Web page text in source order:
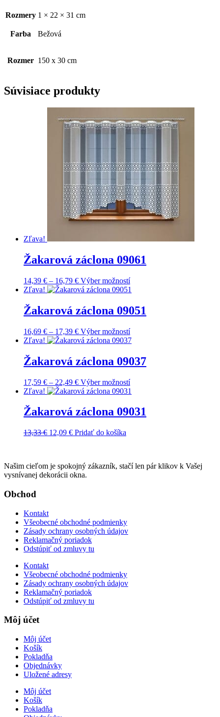
Rozmery 1 × 22 × 31 cm
Farba Bežová
Rozmer 150 x 30 cm
Súvisiace produkty
Zľava!
Žakarová záclona 09061
14,39 € – 16,79 €Price
range:
through
16,79 €
Výber možnostíTento
produkt
viacero
variantov.
si
môžete
na
stránke
produktu.
Zľava!
Žakarová záclona 09051
16,69 € – 17,39 €Price
range:
through
17,39 €
Výber možnostíTento
produkt
viacero
variantov.
si
môžete
na
stránke
Zľava!
Žakarová záclona 09037
17,59 € – 22,49 €Price
range:
through
22,49 €
Výber možnostíTento
produkt
viacero
variantov.
na
stránke
Zľava!
Žakarová záclona 09031
13,33€ Pôvodná
12,09 €Aktuálna
Pridať do košíka
Našim cieľom je spokojný zákazník, stačí len pár klikov k Vašej
vysnívanej dekorácii okna.
Obchod
Kontakt
Všeobecné obchodné podmienky
Zásady ochrany osobných údajov
Reklamačný poriadok
Odstúpiť od zmluvy tu
Kontakt
Všeobecné obchodné podmienky
Zásady ochrany osobných údajov
Reklamačný poriadok
Odstúpiť od zmluvy tu
Môj účet
Môj účet
Košík
Pokladňa
Objednávky
Uložené adresy
Môj účet
Košík
Pokladňa